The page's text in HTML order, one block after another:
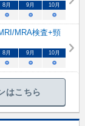
8月 9月 10月
○ ○ ○
MRA検査+頸
8月 9月 10月
○ ○ ○
はこちら